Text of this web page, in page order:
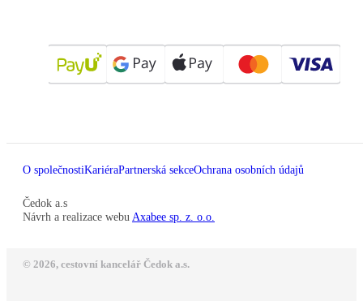
O společnostiKariéraPartnerská sekceOchrana osobních údajů
Čedok a.s
Návrh a realizace webu Axabee sp. z. o.o.
© 2026, cestovní kancelář Čedok a.s.